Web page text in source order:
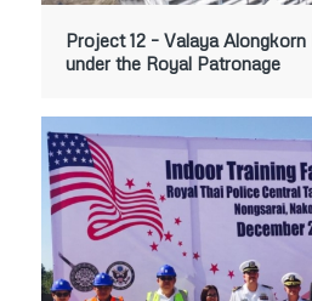
Project 12 – Valaya
under the Royal Patronage